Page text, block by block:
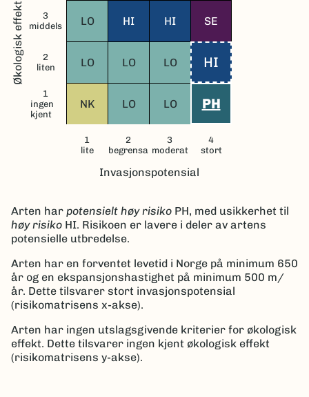
Økologisk effekt
3
middels
LO HI HI SE
2
liten
LO LO LO HI
1
ingen
kjent
NK LO LO PH
1
lite
2
begrensa
3
moderat
4
stort
Invasjonspotensial
Arten har potensielt høy risiko PH, med usikkerhet til
høy risiko HI. Risikoen er lavere i deler av artens
potensielle utbredelse.
Arten har en forventet levetid i Norge på minimum 650
år og en ekspansjonshastighet på minimum 500 m/
år. Dette tilsvarer stort invasjonspotensial
(risikomatrisens x-akse).
Arten har ingen utslagsgivende kriterier for økologisk
effekt. Dette tilsvarer ingen kjent økologisk effekt
(risikomatrisens y-akse).